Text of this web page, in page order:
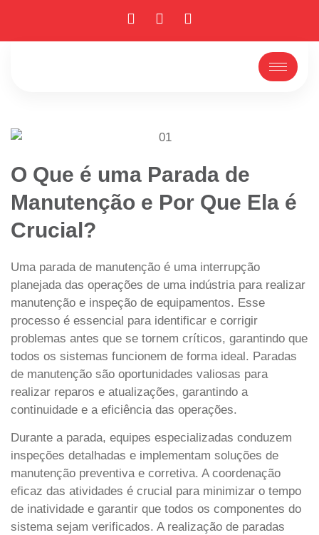
O Que é uma Parada de
Manutenção e Por Que Ela é
Crucial?
Uma parada de manutenção é uma interrupção
planejada das operações de uma indústria para realizar
manutenção e inspeção de equipamentos. Esse
processo é essencial para identificar e corrigir
problemas antes que se tornem críticos, garantindo que
todos os sistemas funcionem de forma ideal. Paradas
de manutenção são oportunidades valiosas para
realizar reparos e atualizações, garantindo a
continuidade e a eficiência das operações.
Durante a parada, equipes especializadas conduzem
inspeções detalhadas e implementam soluções de
manutenção preventiva e corretiva. A coordenação
eficaz das atividades é crucial para minimizar o tempo
de inatividade e garantir que todos os componentes do
sistema sejam verificados. A realização de paradas